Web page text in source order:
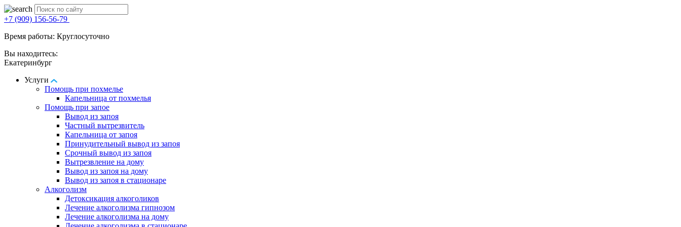
+7 (909) 156-56-79
Время работы: Круглосуточно
Вы находитесь:
Екатеринбург
Услуги
Помощь при похмелье
Капельница от похмелья
Помощь при запое
Вывод из запоя
Частный вытрезвитель
Капельница от запоя
Принудительный вывод из запоя
Срочный вывод из запоя
Вытрезвление на дому
Вывод из запоя на дому
Вывод из запоя в стационаре
Алкоголизм
Детоксикация алкоголиков
Лечение алкоголизма гипнозом
Лечение алкоголизма на дому